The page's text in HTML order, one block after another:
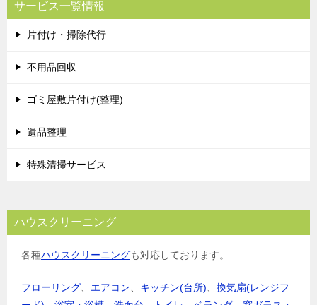
サービス一覧情報
片付け・掃除代行
不用品回収
ゴミ屋敷片付け(整理)
遺品整理
特殊清掃サービス
ハウスクリーニング
各種ハウスクリーニングも対応しております。
フローリング エアコン キッチン(台所)
換気扇(レンジフ